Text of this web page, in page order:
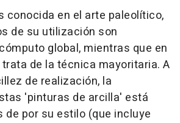
conocida en el arte paleolítico,
de su utilización son
global, mientras que en
de la técnica mayoritaria. A
de realización, la
'pinturas de arcilla' está
de por su estilo (que incluye